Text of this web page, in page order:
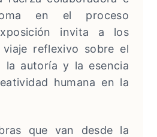
en el proceso
invita a los
reflexivo sobre el
autoría y la esencia
humana en la
que van desde la